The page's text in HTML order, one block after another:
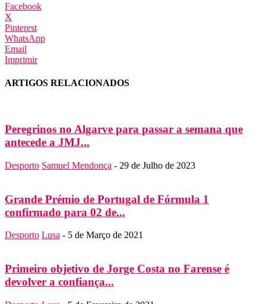
Facebook
X
Pinterest
WhatsApp
Email
Imprimir
ARTIGOS RELACIONADOS
Peregrinos no Algarve para passar a semana que
antecede a JMJ...
Desporto Samuel Mendonça - 29 de Julho de 2023
Grande Prémio de Portugal de Fórmula 1
confirmado para 02 de...
Desporto Lusa - 5 de Março de 2021
Primeiro objetivo de Jorge Costa no Farense é
devolver a confiança...